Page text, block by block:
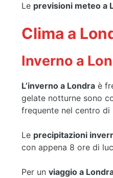
Le previsioni meteo a
Clima a
Inverno a
L’inverno a Londra è
gelate notturne sono
frequente nel centro di
Le precipitazioni
con appena 8 ore di
Per un viaggio a